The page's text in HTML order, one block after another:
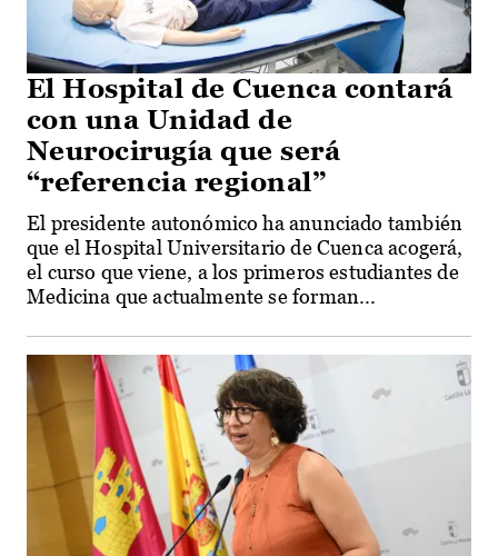
El Hospital de Cuenca contará
con una Unidad de
Neurocirugía que será
“referencia regional”
El presidente autonómico ha anunciado también
que el Hospital Universitario de Cuenca acogerá,
el curso que viene, a los primeros estudiantes de
Medicina que actualmente se forman...